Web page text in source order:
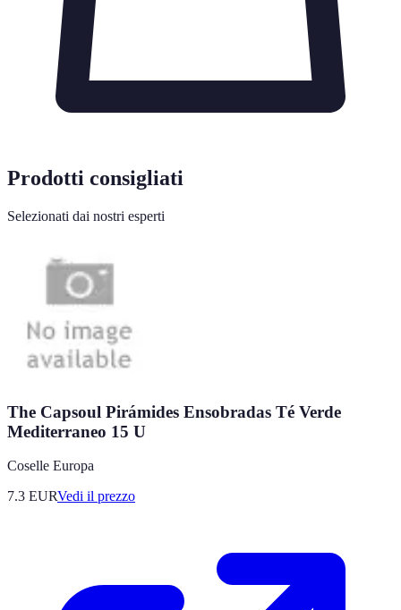
Prodotti consigliati
Selezionati dai nostri esperti
The Capsoul Pirámides Ensobradas Té Verde
Mediterraneo 15 U
Coselle Europa
7.3 EURVedi il prezzo